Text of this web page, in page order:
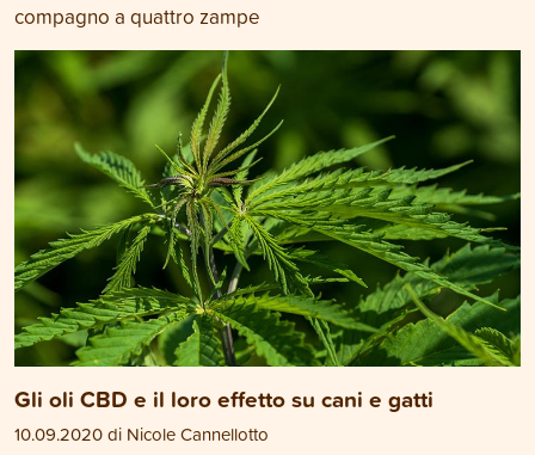
compagno a quattro zampe
Gli oli CBD e il loro effetto su cani e gatti
10.09.2020 di Nicole Cannellotto